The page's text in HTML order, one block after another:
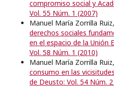
compromiso social y
Vol. 55 Núm. 1 (2007)
Manuel María Zorrilla Ruiz,
derechos sociales
en el espacio de la Unión
Vol. 58 Núm. 1 (2010)
Manuel María Zorrilla Ruiz,
consumo en las
de Deusto: Vol. 54 Núm.